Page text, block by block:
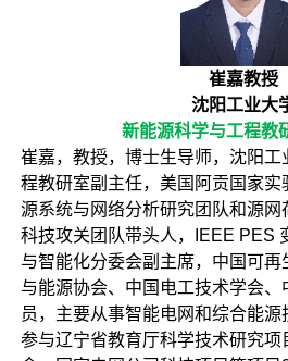
崔嘉教授
沈阳工业大
新能源科学与工程教
崔嘉，教授，博士生导师，沈阳工
程教研室副主任，美国阿贡国家
源系统与网络分析研究团队和源
科技攻关团队带头人，IEEE PES
与智能化分委会副主席，中国可
与能源协会、中国电工技术学会
员，主要从事智能电网和综合能
参与辽宁省教育厅科学技术研究